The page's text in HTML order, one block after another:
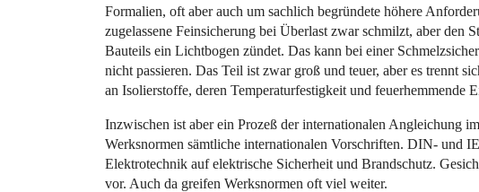
Formalien, oft aber auch um sachlich begründete höhere
zugelassene Feinsicherung bei Überlast zwar schmilzt, aber den
Bauteils ein Lichtbogen zündet. Das kann bei einer
nicht passieren. Das Teil ist zwar groß und teuer, aber es trennt
an Isolierstoffe, deren Temperaturfestigkeit und feuerhemmende
Inzwischen ist aber ein Prozeß der internationalen Angleichung
Werksnormen sämtliche internationalen Vorschriften. DIN- und
Elektrotechnik auf elektrische Sicherheit und Brandschutz.
vor. Auch da greifen Werksnormen oft viel weiter.